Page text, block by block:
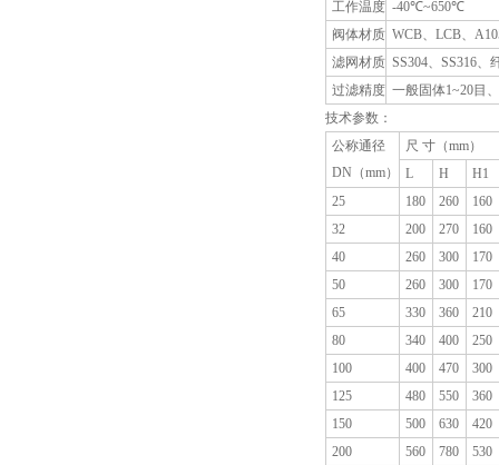
工作温度 -40℃~650℃
阀体材质 WCB、LCB、
滤网材质 SS304、SS316
过滤精度 一般固体1~20目
技术参数：
公称通径
DN（mm）
尺 寸（mm）
L
H
H1
25
180 260
160
32
200 270
160
40
260 300
170
50
260 300
170
65
330 360
210
80
340 400
250
100
400 470
300
125
480 550
360
150
500 630
420
200
560 780
530